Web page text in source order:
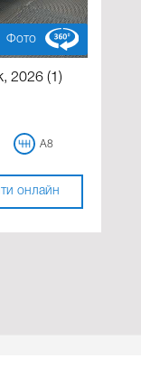
Фото
2026 (1)
A8
онлайн